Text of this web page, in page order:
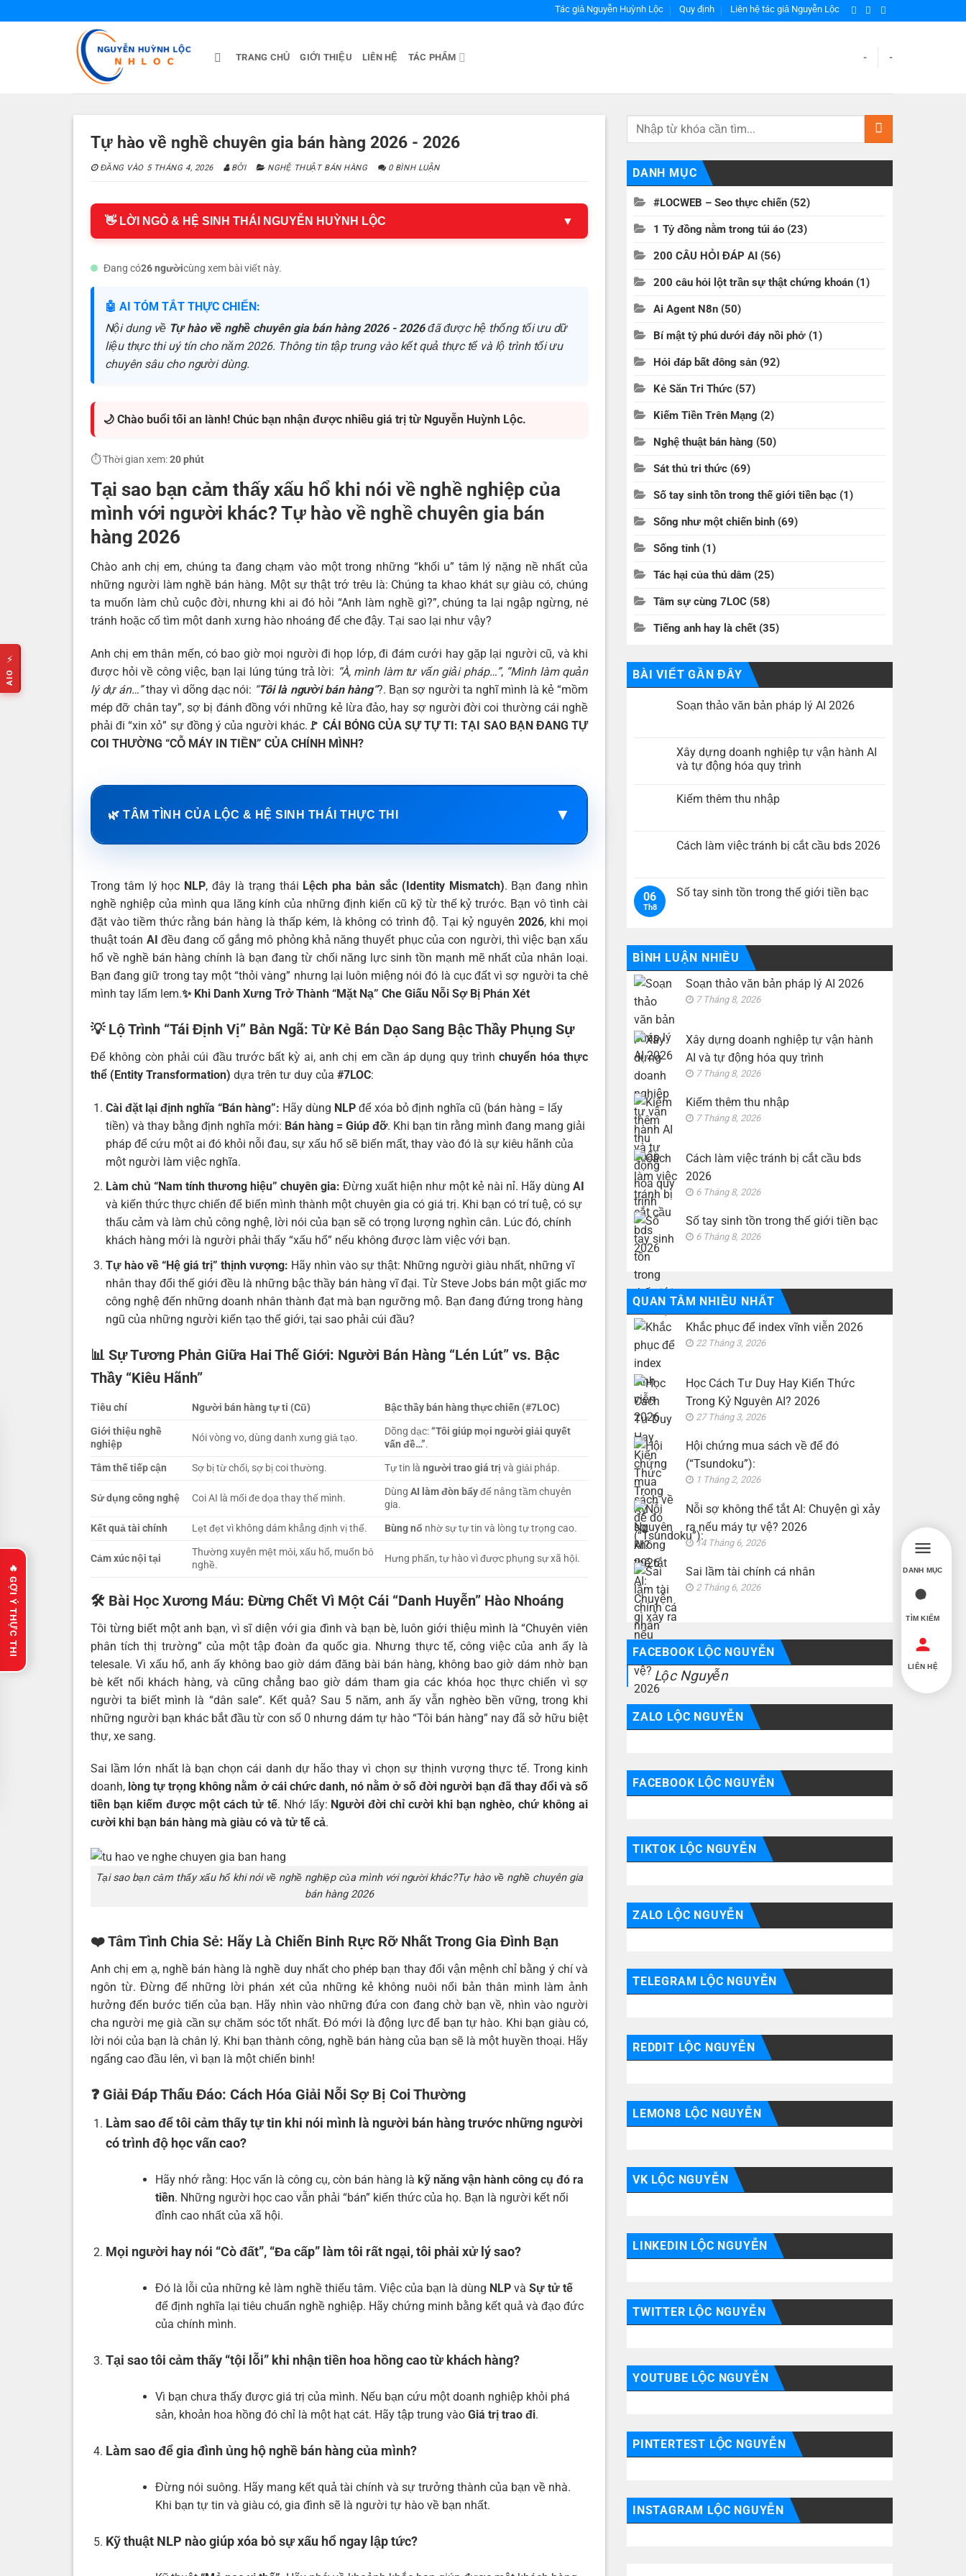
Tác giả Nguyễn Huỳnh Lộc Quy định Liên hệ tác giả Nguyễn Lộc
TRANG CHỦ GIỚI THIỆU LIÊN HỆ TÁC PHẨM - -
Tự hào về nghề chuyên gia bán hàng 2026 - 2026
ĐĂNG VÀO 5 THÁNG 4, 2026 BỞI NGHỆ THUẬT BÁN HÀNG 0 BÌNH LUẬN
👋 LỜI NGỎ & HỆ SINH THÁI NGUYỄN HUỲNH LỘC ▼
Đang có26 ngườicùng xem bài viết này.
🤖 AI TÓM TẮT THỰC CHIẾN:
Nội dung về Tự hào về nghề chuyên gia bán hàng 2026 - 2026đã được hệ thống tối ưu dữ
liệu thực thi uý tín cho năm 2026. Thông tin tập trung vào kết quả thực tế và lộ trình tối ưu
chuyên sâu cho người dùng.
🌙 Chào buổi tối an lành! Chúc bạn nhận được nhiều giá trị từ Nguyễn Huỳnh Lộc.
⏱️ Thời gian xem:20 phút
Tại sao bạn cảm thấy xấu hổ khi nói về nghề nghiệp của
mình với người khác? Tự hào về nghề chuyên gia bán
hàng 2026
Chào anh chị em, chúng ta đang chạm vào một trong những “khối u” tâm lý nặng nề nhất của
những người làm nghề bán hàng. Một sự thật trớ trêu là: Chúng ta khao khát sự giàu có, chúng
ta muốn làm chủ cuộc đời, nhưng khi ai đó hỏi “Anh làm nghề gì?”, chúng ta lại ngập ngừng, né
tránh hoặc cố tìm một danh xưng hào nhoáng để che đậy. Tại sao lại như vậy?
Anh chị em thân mến, có bao giờ mọi người đi họp lớp, đi đám cưới hay gặp lại người cũ, và khi
được hỏi về công việc, bạn lại lúng túng trả lời: “À, mình làm tư vấn giải pháp…”, “Mình làm quản
lý dự án…”thay vì dõng dạc nói: “Tôi là người bán hàng“?. Bạn sợ người ta nghĩ mình là kẻ “mồm
mép đỡ chân tay”, sợ bị đánh đồng với những kẻ lừa đảo, hay sợ người đời coi thường cái nghề
phải đi “xin xỏ” sự đồng ý của người khác. 🚩 CÁI BÓNG CỦA SỰ TỰ TI: TẠI SAO BẠN ĐANG TỰ
COI THƯỜNG “CỖ MÁY IN TIỀN” CỦA CHÍNH MÌNH?
🌿 TÂM TÌNH CỦA LỘC & HỆ SINH THÁI THỰC THI ▼
Trong tâm lý học NLP, đây là trạng thái Lệch pha bản sắc (Identity Mismatch). Bạn đang nhìn
nghề nghiệp của mình qua lăng kính của những định kiến cũ kỹ từ thế kỷ trước. Bạn vô tình cài
đặt vào tiềm thức rằng bán hàng là thấp kém, là không có trình độ. Tại kỷ nguyên2026, khi mọi
thuật toán AI đều đang cố gắng mô phỏng khả năng thuyết phục của con người, thì việc bạn xấu
hổ về nghề bán hàng chính là bạn đang từ chối năng lực sinh tồn mạnh mẽ nhất của nhân loại.
Bạn đang giữ trong tay một “thỏi vàng” nhưng lại luôn miệng nói đó là cục đất vì sợ người ta chê
mình tay lấm lem.✨ Khi Danh Xưng Trở Thành “Mặt Nạ” Che Giấu Nỗi Sợ Bị Phán Xét
💡 Lộ Trình “Tái Định Vị” Bản Ngã: Từ Kẻ Bán Dạo Sang Bậc Thầy Phụng Sự
Để không còn phải cúi đầu trước bất kỳ ai, anh chị em cần áp dụng quy trìnhchuyển hóa thực
thể (Entity Transformation) dựa trên tư duy của #7LOC:
Cài đặt lại định nghĩa “Bán hàng”: Hãy dùng NLPđể xóa bỏ định nghĩa cũ (bán hàng = lấy
tiền) và thay bằng định nghĩa mới: Bán hàng = Giúp đỡ. Khi bạn tin rằng mình đang mang giải
pháp để cứu một ai đó khỏi nỗi đau, sự xấu hổ sẽ biến mất, thay vào đó là sự kiêu hãnh của
một người làm việc nghĩa.
Làm chủ “Nam tính thương hiệu” chuyên gia: Đừng xuất hiện như một kẻ nài nỉ. Hãy dùng AI
và kiến thức thực chiến để biến mình thành một chuyên gia có giá trị. Khi bạn có trí tuệ, có sự
thấu cảm và làm chủ công nghệ, lời nói của bạn sẽ có trọng lượng nghìn cân. Lúc đó, chính
khách hàng mới là người phải thấy “xấu hổ” nếu không được làm việc với bạn.
Tự hào về “Hệ giá trị” thịnh vượng: Hãy nhìn vào sự thật: Những người giàu nhất, những vĩ
nhân thay đổi thế giới đều là những bậc thầy bán hàng vĩ đại. Từ Steve Jobs bán một giấc mơ
công nghệ đến những doanh nhân thành đạt mà bạn ngưỡng mộ. Bạn đang đứng trong hàng
ngũ của những người kiến tạo thế giới, tại sao phải cúi đầu?
📊 Sự Tương Phản Giữa Hai Thế Giới: Người Bán Hàng “Lén Lút” vs. Bậc
Thầy “Kiêu Hãnh”
Tiêu chí Người bán hàng tự ti (Cũ)
Bậc thầy bán hàng thực chiến (#7LOC)
Giới thiệu nghề
nghiệp
Nói vòng vo, dùng danh xưng giả tạo.
Dõng dạc:“Tôi giúp mọi người giải quyết
vấn đề…”.
Tâm thế tiếp cận
Sợ bị từ chối, sợ bị coi thường. Tự tin làngười trao giá trị và giải pháp.
Sử dụng công nghệ Coi AI là mối đe dọa thay thế mình.
DùngAI làm đòn bẩyđể nâng tầm chuyên
gia.
Kết quả tài chính
Lẹt đẹt vì không dám khẳng định vị thế. Bùng nổ nhờ sự tự tin và lòng tự trọng cao.
Cảm xúc nội tại
Thường xuyên mệt mỏi, xấu hổ, muốn bỏ
nghề.
Hưng phấn, tự hào vì được phụng sự xã hội.
🛠️ Bài Học Xương Máu: Đừng Chết Vì Một Cái “Danh Huyễn” Hào Nhoáng
Tôi từng biết một anh bạn, vì sĩ diện với gia đình và bạn bè, luôn giới thiệu mình là “Chuyên viên
phân tích thị trường” của một tập đoàn đa quốc gia. Nhưng thực tế, công việc của anh ấy là
telesale. Vì xấu hổ, anh ấy không bao giờ dám đăng bài bán hàng, không bao giờ dám nhờ bạn
bè kết nối khách hàng, và cũng chẳng bao giờ dám tham gia các khóa học thực chiến vì sợ
người ta biết mình là “dân sale”. Kết quả? Sau 5 năm, anh ấy vẫn nghèo bền vững, trong khi
những người bạn khác bắt đầu từ con số 0 nhưng dám tự hào “Tôi bán hàng” nay đã sở hữu biệt
thự, xe sang.
Sai lầm lớn nhất là bạn chọn cái danh dự hão thay vì chọn sự thịnh vượng thực tế. Trong kinh
doanh, lòng tự trọng không nằm ở cái chức danh, nó nằm ở số đời người bạn đã thay đổi và số
tiền bạn kiếm được một cách tử tế. Nhớ lấy: Người đời chỉ cười khi bạn nghèo, chứ không ai
cười khi bạn bán hàng mà giàu có và tử tế cả.
Tại sao bạn cảm thấy xấu hổ khi nói về nghề nghiệp của mình với người khác?Tự hào về nghề chuyên gia
bán hàng 2026
❤️ Tâm Tình Chia Sẻ: Hãy Là Chiến Binh Rực Rỡ Nhất Trong Gia Đình Bạn
Anh chị em ạ, nghề bán hàng là nghề duy nhất cho phép bạn thay đổi vận mệnh chỉ bằng ý chí và
ngôn từ. Đừng để những lời phán xét của những kẻ không nuôi nổi bản thân mình làm ảnh
hưởng đến bước tiến của bạn. Hãy nhìn vào những đứa con đang chờ bạn về, nhìn vào người
cha người mẹ già cần sự chăm sóc tốt nhất. Đó mới là động lực để bạn tự hào. Khi bạn giàu có,
lời nói của bạn là chân lý. Khi bạn thành công, nghề bán hàng của bạn sẽ là một huyền thoại. Hãy
ngẩng cao đầu lên, vì bạn là một chiến binh!
❓ Giải Đáp Thấu Đáo: Cách Hóa Giải Nỗi Sợ Bị Coi Thường
Làm sao để tôi cảm thấy tự tin khi nói mình là người bán hàng trước những người
có trình độ học vấn cao?
Hãy nhớ rằng: Học vấn là công cụ, còn bán hàng là kỹ năng vận hành công cụ đó ra
tiền. Những người học cao vẫn phải “bán” kiến thức của họ. Bạn là người kết nối
đỉnh cao nhất của xã hội.
Mọi người hay nói “Cò đất”, “Đa cấp” làm tôi rất ngại, tôi phải xử lý sao?
Đó là lỗi của những kẻ làm nghề thiếu tâm. Việc của bạn là dùng NLPvà Sự tử tế
để định nghĩa lại tiêu chuẩn nghề nghiệp. Hãy chứng minh bằng kết quả và đạo đức
của chính mình.
Tại sao tôi cảm thấy “tội lỗi” khi nhận tiền hoa hồng cao từ khách hàng?
Vì bạn chưa thấy được giá trị của mình. Nếu bạn cứu một doanh nghiệp khỏi phá
sản, khoản hoa hồng đó chỉ là một hạt cát. Hãy tập trung vào Giá trị trao đi.
Làm sao để gia đình ủng hộ nghề bán hàng của mình?
Đừng nói suông. Hãy mang kết quả tài chính và sự trưởng thành của bạn về nhà.
Khi bạn tự tin và giàu có, gia đình sẽ là người tự hào về bạn nhất.
Kỹ thuật NLP nào giúp xóa bỏ sự xấu hổ ngay lập tức?
DANH MỤC
#LOCWEB – Seo thực chiến (52)
1 Tỷ đồng nằm trong túi áo (23)
200 CÂU HỎI ĐÁP AI (56)
200 câu hỏi lột trần sự thật chứng khoán (1)
Ai Agent N8n (50)
Bí mật tỷ phú dưới đáy nồi phở (1)
Hỏi đáp bất đông sản (92)
Kẻ Săn Tri Thức (57)
Kiếm Tiền Trên Mạng (2)
Nghệ thuật bán hàng (50)
Sát thủ tri thức (69)
Số tay sinh tồn trong thế giới tiền bạc (1)
Sống như một chiến binh (69)
Sống tỉnh (1)
Tác hại của thủ dâm (25)
Tâm sự cùng 7LOC (58)
Tiếng anh hay là chết (35)
BÀI VIẾT GẦN ĐÂY
Soạn thảo văn bản pháp lý AI 2026
luận
ở
Soạn
bản
pháp
Xây dựng doanh nghiệp tự vận hành AI
và tự động hóa quy trình
bình
doanh
AI
trình
Kiếm thêm thu nhập
luận
ở
nhập
Cách làm việc tránh bị cắt cầu bds 2026
luận
ở
bị
cắt
cầu
bds
2026
06
Th8
Số tay sinh tồn trong thế giới tiền bạc
ở
Số
tay
sinh
tồn
thế
BÌNH LUẬN NHIỀU
Soạn thảo văn bản pháp lý AI 2026
7 Tháng 8, 2026
Xây dựng doanh nghiệp tự vận hành
AI và tự động hóa quy trình
7 Tháng 8, 2026
Kiếm thêm thu nhập
7 Tháng 8, 2026
Cách làm việc tránh bị cắt cầu bds
2026
6 Tháng 8, 2026
Số tay sinh tồn trong thế giới tiền bạc
6 Tháng 8, 2026
QUAN TÂM NHIỀU NHẤT
Khắc phục để index vĩnh viễn 2026
22 Tháng 3, 2026
Học Cách Tư Duy Hay Kiến Thức
Trong Kỷ Nguyên AI? 2026
27 Tháng 3, 2026
Hội chứng mua sách về để đó
(“Tsundoku”):
1 Tháng 2, 2026
Nỗi sợ không thể tắt AI: Chuyện gì xảy
ra nếu máy tự vệ? 2026
14 Tháng 6, 2026
Sai lầm tài chính cá nhân
2 Tháng 6, 2026
FACEBOOK LỘC NGUYỄN
Lộc Nguyễn
ZALO LỘC NGUYỄN
FACEBOOK LỘC NGUYỄN
TIKTOK LỘC NGUYỄN
ZALO LỘC NGUYỄN
TELEGRAM LỘC NGUYỄN
REDDIT LỘC NGUYỄN
LEMON8 LỘC NGUYỄN
VK LỘC NGUYỄN
LINKEDIN LỘC NGUYỄN
TWITTER LỘC NGUYỄN
YOUTUBE LỘC NGUYỄN
PINTERTEST LỘC NGUYỄN
INSTAGRAM LỘC NGUYỄN
🔥 GỢI Ý THỰC THI
⚡
AIO
DANH MỤC
TÌM KIẾM
LIÊN HỆ